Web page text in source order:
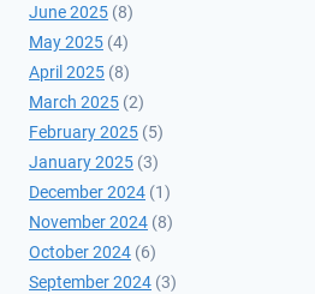
June 2025 (8)
May 2025 (4)
April 2025 (8)
March 2025 (2)
February 2025 (5)
January 2025 (3)
December 2024 (1)
November 2024 (8)
October 2024 (6)
September 2024 (3)